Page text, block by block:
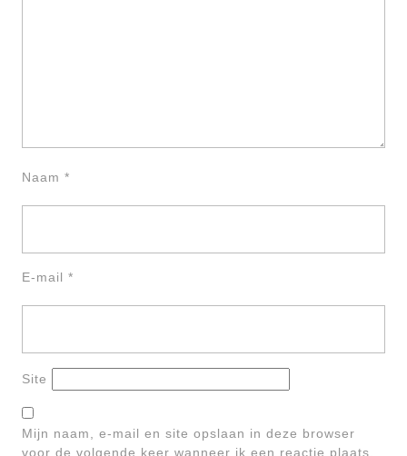
Naam *
E-mail *
Site
Mijn naam, e-mail en site opslaan in deze browser
voor de volgende keer wanneer ik een reactie plaats.